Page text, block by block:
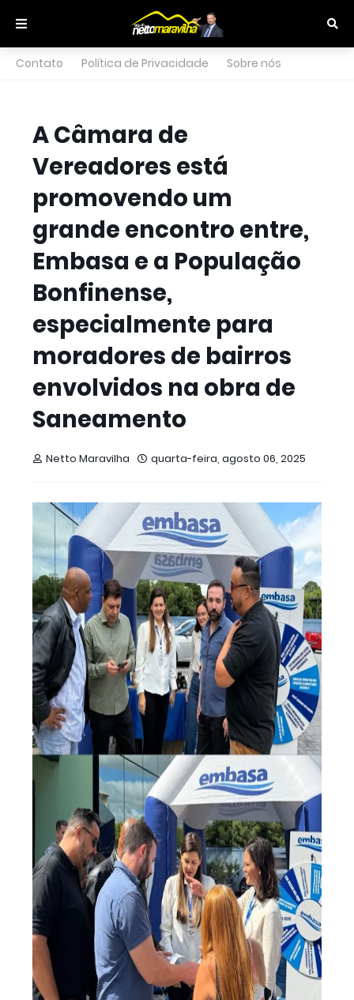
Contato Política de Privacidade Sobre nós
A Câmara de
Vereadores está
promovendo um
grande encontro entre,
Embasa e a População
Bonfinense,
especialmente para
moradores de bairros
envolvidos na obra de
Saneamento
Netto Maravilha quarta-feira, agosto 06, 2025